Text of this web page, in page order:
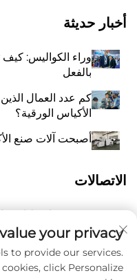
أخبار حديثة
وراء الكواليس: كيف
بالفعل
كم عدد العمال
الأكياس الورقية؟
أصبحت آلات صنع
الاتصالات
رقم 118 شارع
بينغيانغ، مدينة ونتشو،
P
8615988795434
your privacy
to provide our services.
click Personalize